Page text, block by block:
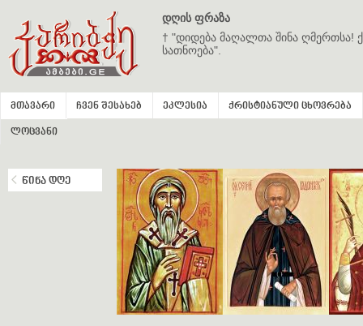
დღის ფრაზა
† "დიდება მაღალთა შინა ღმერთსა!
სათნოება".
მთავარი ჩვენ შესახებ ეკლესია ქრისტიანული ცხოვრება
ლოცვანი
წინა დღე